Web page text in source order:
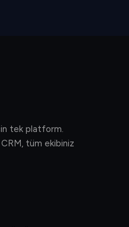
tek platform.
tüm ekibiniz